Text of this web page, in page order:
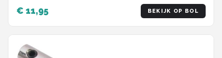
€ 11,95 BEKIJK OP BOL